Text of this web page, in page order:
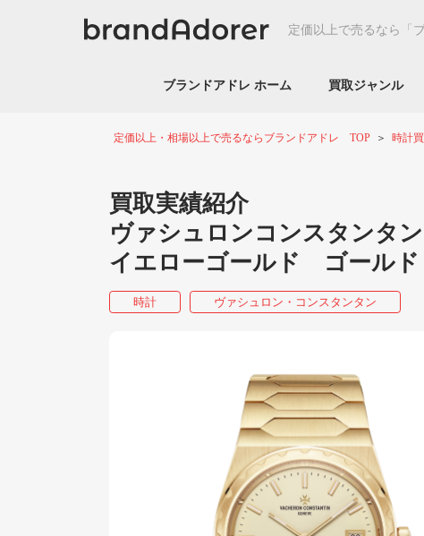
定価以上で売るなら 「
ブランドアドレ ホーム 買取ジャンル
定価以上・相場以上で売るならブランドアドレ TOP 時計
買取実績紹介
ヴァシュロンコンスタン
イエローゴールド ゴールド
時計 ヴァシュロン・コンスタンタン